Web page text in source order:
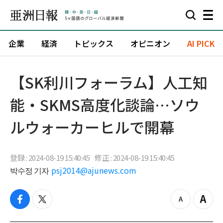
企業 経済 トピックス オピニオン AI PICK
【SK利川フォーラム】人工知
能・SKMS高度化談論…ソウ
ルウォーカーヒルで開幕
登録 : 2024-08-19 15:40:45 修正 : 2024-08-19 15:40:45
박수정 기자 psj2014@ajunews.com
f
t
z
Z